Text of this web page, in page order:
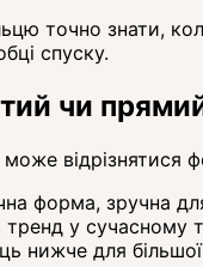
точно знати,
спуску.
чи
може відрізнятися
форма, зручна
тренд у сучасному
нижче для більшої